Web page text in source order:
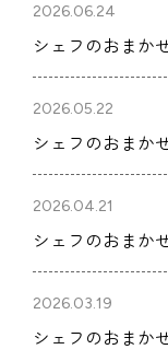
2026.06.24
シェフのおまか
2026.05.22
シェフのおまか
2026.04.21
シェフのおまか
2026.03.19
シェフのおまか